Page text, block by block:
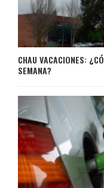
CHAU VACACIONES:
SEMANA?